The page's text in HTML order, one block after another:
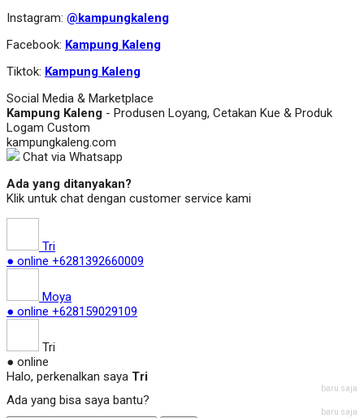
Instagram: @kampungkaleng
Facebook: Kampung Kaleng
Tiktok: Kampung Kaleng
Social Media & Marketplace
Kampung Kaleng - Produsen Loyang, Cetakan Kue & Produk
Logam Custom
kampungkaleng.com
Chat via Whatsapp
Ada yang ditanyakan?
Klik untuk chat dengan customer service kami
Tri
● online +6281392660009
Moya
● online +628159029109
Tri
● online
Halo, perkenalkan saya Tri
baru saja
Ada yang bisa saya bantu?
baru saja